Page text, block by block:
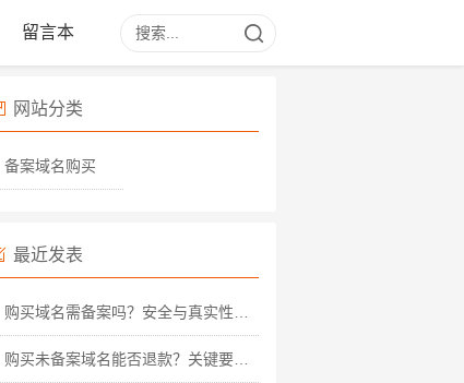
留言本
网站分类
备案域名购买
最近发表
购买域名需备案吗？安全与真实性深度解析
购买未备案域名能否退款？关键要点与实操指南